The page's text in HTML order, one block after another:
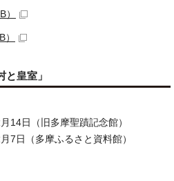
皇室」
14日（旧多摩聖蹟記念館）
7日（多摩ふるさと資料館）